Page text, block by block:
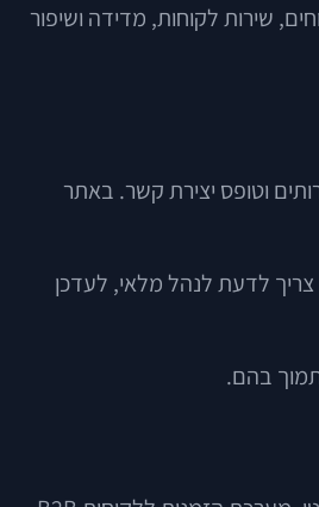
שירות לקוחות, מדידה ושיפור
וטופס יצירת קשר. באתר
לדעת לנהל מלאי, לעדכן
בהם.